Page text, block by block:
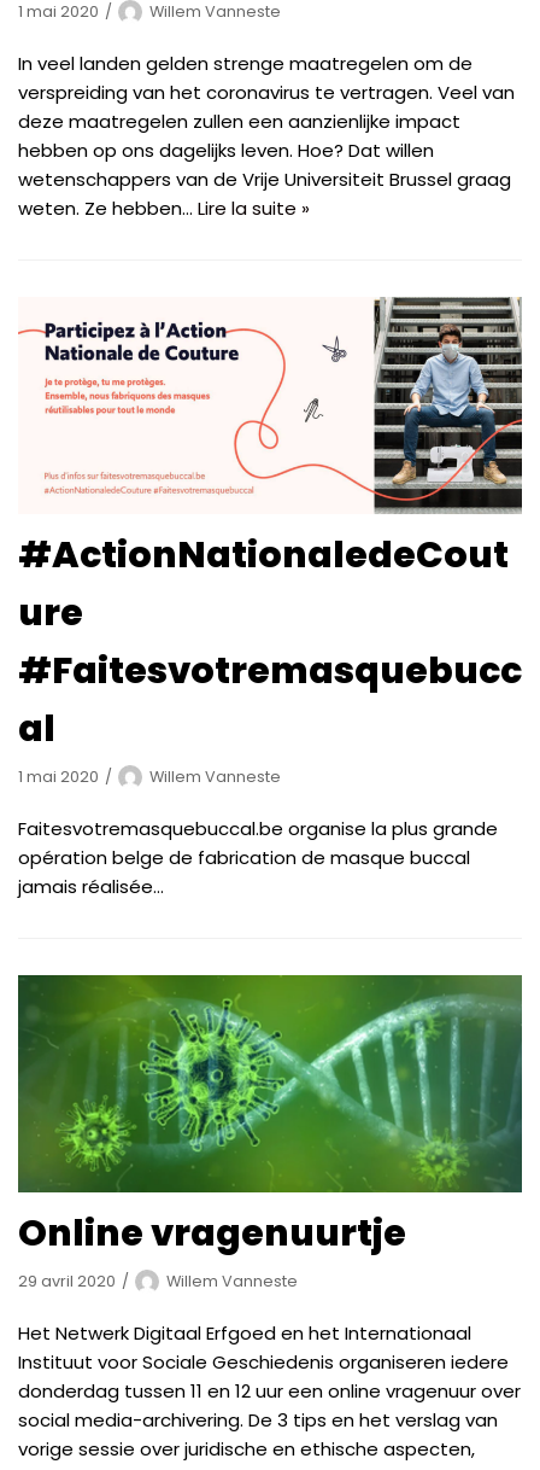
1 mai 2020 Willem Vanneste
In veel landen gelden strenge maatregelen om de
verspreiding van het coronavirus te vertragen. Veel van
deze maatregelen zullen een aanzienlijke impact
hebben op ons dagelijks leven. Hoe? Dat willen
wetenschappers van de Vrije Universiteit Brussel graag
weten. Ze hebben… Lire la suite »
#ActionNationaledeCout
ure
#Faitesvotremasquebucc
al
1 mai 2020 Willem Vanneste
Faitesvotremasquebuccal.be organise la plus grande
opération belge de fabrication de masque buccal
jamais réalisée…
Online vragenuurtje
29 avril 2020 Willem Vanneste
Het Netwerk Digitaal Erfgoed en het Internationaal
Instituut voor Sociale Geschiedenis organiseren iedere
donderdag tussen 11 en 12 uur een online vragenuur over
social media-archivering. De 3 tips en het verslag van
vorige sessie over juridische en ethische aspecten,